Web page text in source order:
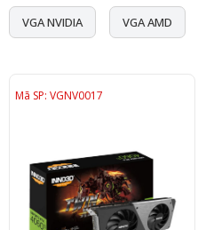
VGA NVIDIA VGA AMD
Mã SP: VGNV0017